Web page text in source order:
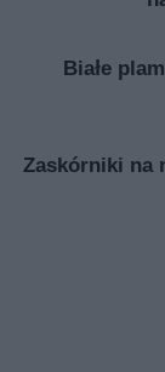
Białe
Zaskórniki na